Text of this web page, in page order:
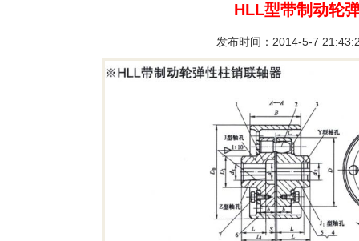
HLL型带制动轮
发布时间：2014-5-7